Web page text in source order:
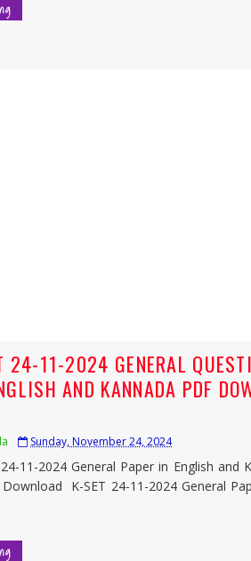
24-11-2024 GENERAL
AND KANNADA PDF
Sunday, November 24, 2024
11-2024 General Paper in English and
K-SET 24-11-2024 General